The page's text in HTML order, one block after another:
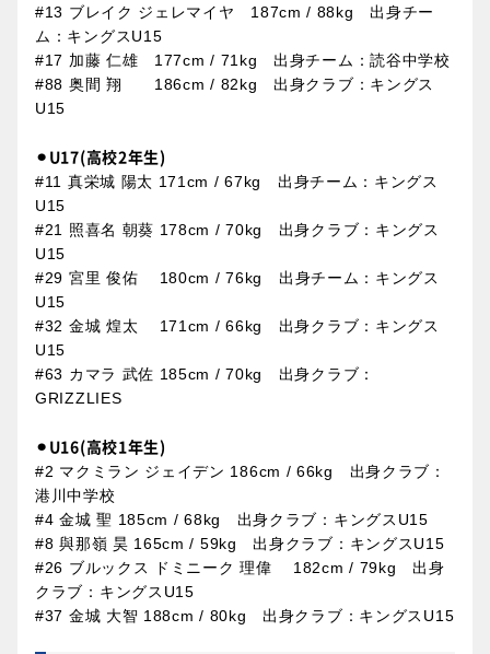
#13 ブレイク ジェレマイヤ 187cm / 88kg 出身チー
ム：キングスU15
#17 加藤 仁雄 177cm / 71kg 出身チーム：読谷中学校
#88 奥間 翔 186cm / 82kg 出身クラブ：キングス
U15
⚫︎U17(高校2年生)
#11 真栄城 陽太 171cm / 67kg 出身チーム ：キングス
U15
#21 照喜名 朝葵 178cm / 70kg 出身クラブ：キングス
U15
#29 宮里 俊佑 180cm / 76kg 出身チーム ：キングス
U15
#32 金城 煌太 171cm / 66kg 出身クラブ：キングス
U15
#63 カマラ 武佐 185cm / 70kg 出身クラブ：
GRIZZLIES
⚫︎U16(高校1年生)
#2 マクミラン ジェイデン 186cm / 66kg 出身クラブ：
港川中学校
#4 金城 聖 185cm / 68kg 出身クラブ：キングスU15
#8 與那嶺 昊 165cm / 59kg 出身クラブ：キングスU15
#26 ブルックス ドミニーク 理偉 182cm / 79kg 出身
クラブ：キングスU15
#37 金城 大智 188cm / 80kg 出身クラブ：キングスU15